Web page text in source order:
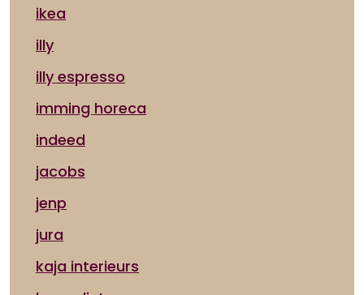
ikea
illy
illy espresso
imming horeca
indeed
jacobs
jenp
jura
kaja interieurs